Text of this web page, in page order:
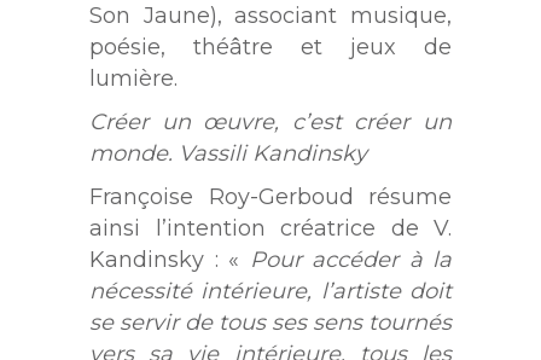
Son Jaune), associant musique,
poésie, théâtre et jeux de
lumière.
Créer un œuvre, c’est créer un
monde. Vassili Kandinsky
Françoise Roy-Gerboud résume
ainsi l’intention créatrice de V.
Kandinsky : « Pour accéder à la
nécessité intérieure, l’artiste doit
se servir de tous ses sens tournés
vers sa vie intérieure, tous les